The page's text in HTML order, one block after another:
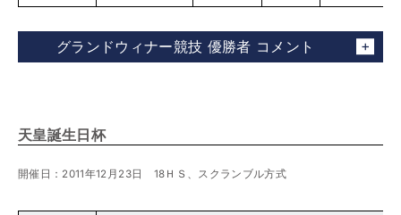
グランドウィナー競技 優勝者 コメント
天皇誕生日杯
開催日：2011年12月23日 18ＨＳ、スクランブル方式